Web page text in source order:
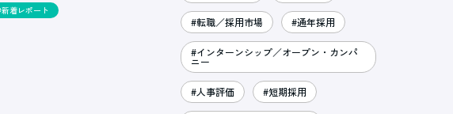
着レポート
#転職／採用市場 #通年採用
#インターンシップ／オープン・カンパ
ニー
#人事評価 #短期採用